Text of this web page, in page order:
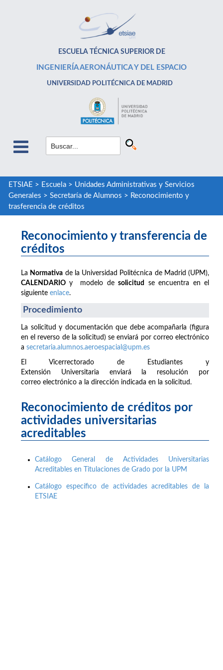
ESCUELA TÉCNICA SUPERIOR DE
INGENIERÍA AERONÁUTICA Y DEL ESPACIO
UNIVERSIDAD POLITÉCNICA DE MADRID
ETSIAE > Escuela> Unidades Administrativas y Servicios
Generales > Secretaría de Alumnos > Reconocimiento y
trasferencia de créditos
Reconocimiento y transferencia de
créditos
La Normativa de la Universidad Politécnica de Madrid (UPM),
CALENDARIO y modelo desolicitud
se encuentra en el
siguiente enlace.
Procedimiento
La solicitud y documentación que debe acompañarla (figura
en el reverso de la solicitud) se enviará por correo electrónico
a secretaria.alumnos.aeroespacial@upm.es
El Vicerrectorado de Estudiantes y
Extensión Universitaria enviará la resolución por
correo electrónico a la dirección indicada en la solicitud.
Reconocimiento de créditos por
actividades universitarias
acreditables
Catálogo General de Actividades Universitarias
Acreditables en Titulaciones de Grado por la UPM
Catálogo específico de actividades acreditables de la
ETSIAE